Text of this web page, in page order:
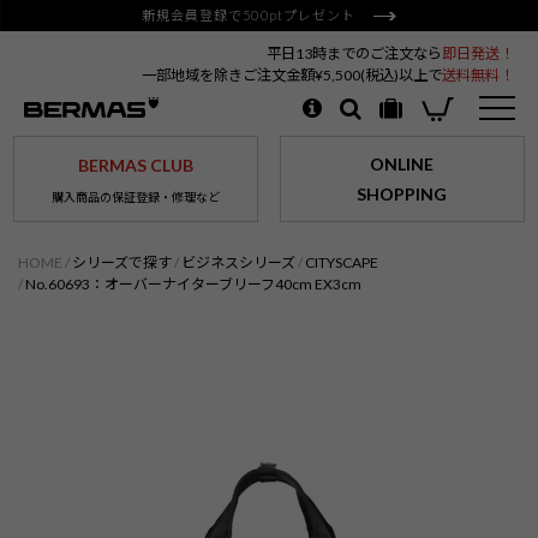
新規会員登録で500ptプレゼント
平日13時までのご注文なら 即日発送！
一部地域を除きご注文金額¥5,500(税込)以上で送料無料！
BERMAS CLUB
購入商品の保証登録・修理など
ONLINE
SHOPPING
HOME シリーズで探す ビジネスシリーズ
CITYSCAPE
No.60693：オーバーナイターブリーフ40cm EX3cm